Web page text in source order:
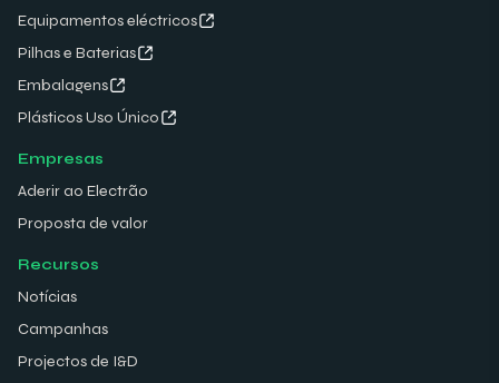
Equipamentos eléctricos
Pilhas e Baterias
Embalagens
Plásticos Uso Único
Empresas
Aderir ao Electrão
Proposta de valor
Recursos
Notícias
Campanhas
Projectos de I&D